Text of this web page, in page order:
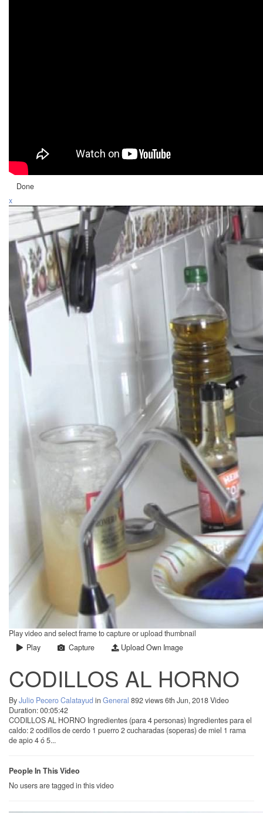
Done
x
Play video and select frame to capture or upload thumbnail
Play
Capture Upload Own Image
CODILLOS AL HORNO
ByJulio Pecero Calatayudin General 892 views6th Jun, 2018Video
Duration: 00:05:42
CODILLOS AL HORNO Ingredientes (para 4 personas) Ingredientes para el
caldo: 2 codillos de cerdo 1 puerro 2 cucharadas (soperas) de miel 1 rama
de apio 4 ó 5...
People In This Video
No users are tagged in this video